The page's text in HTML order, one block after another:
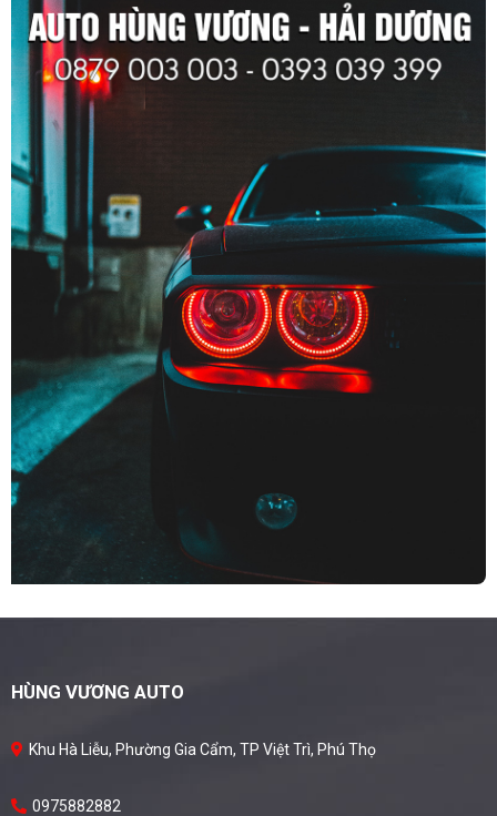
HÙNG VƯƠNG AUTO
Khu Hà Liễu, Phường Gia Cẩm, TP Việt Trì, Phú Thọ
0975882882